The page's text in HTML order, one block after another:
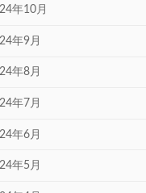
年10月
年9月
年8月
年7月
年6月
年5月